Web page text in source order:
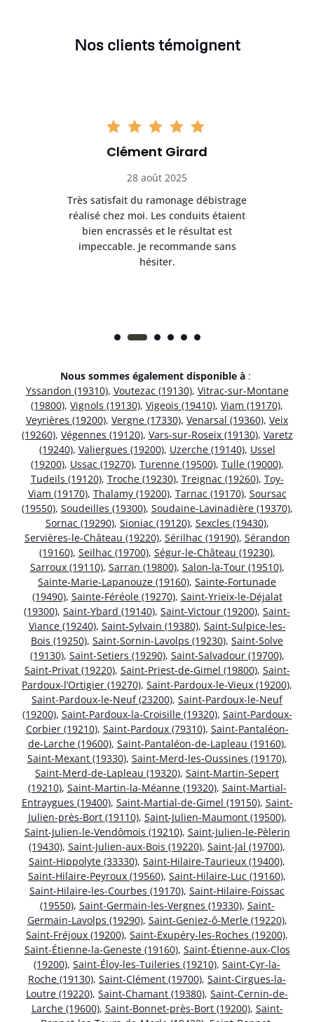
Nos clients témoignent
Clément Girard
28 août 2025
Très satisfait du ramonage débistrage
réalisé chez moi. Les conduits étaient
bien encrassés et le résultat est
impeccable. Je recommande sans
hésiter.
Nous sommes également disponible à :
Yssandon (19310), Voutezac (19130), Vitrac-sur-Montane
(19800), Vignols (19130), Vigeois (19410), Viam (19170),
Veyrières (19200), Vergne (17330), Venarsal (19360), Veix
(19260), Végennes (19120), Vars-sur-Roseix (19130), Varetz
(19240), Valiergues (19200), Uzerche (19140), Ussel
(19200), Ussac (19270), Turenne (19500), Tulle (19000),
Tudeils (19120), Troche (19230), Treignac (19260), Toy-
Viam (19170), Thalamy (19200), Tarnac (19170), Soursac
(19550), Soudeilles (19300), Soudaine-Lavinadière (19370),
Sornac (19290), Sioniac (19120), Sexcles (19430),
Servières-le-Château (19220), Sérilhac (19190), Sérandon
(19160), Seilhac (19700), Ségur-le-Château (19230),
Sarroux (19110), Sarran (19800), Salon-la-Tour (19510),
Sainte-Marie-Lapanouze (19160), Sainte-Fortunade
(19490), Sainte-Féréole (19270), Saint-Yrieix-le-Déjalat
(19300), Saint-Ybard (19140), Saint-Victour (19200), Saint-
Viance (19240), Saint-Sylvain (19380), Saint-Sulpice-les-
Bois (19250), Saint-Sornin-Lavolps (19230), Saint-Solve
(19130), Saint-Setiers (19290), Saint-Salvadour (19700),
Saint-Privat (19220), Saint-Priest-de-Gimel (19800), Saint-
Pardoux-l’Ortigier (19270), Saint-Pardoux-le-Vieux (19200),
Saint-Pardoux-le-Neuf (23200), Saint-Pardoux-le-Neuf
(19200), Saint-Pardoux-la-Croisille (19320), Saint-Pardoux-
Corbier (19210), Saint-Pardoux (79310), Saint-Pantaléon-
de-Larche (19600), Saint-Pantaléon-de-Lapleau (19160),
Saint-Mexant (19330), Saint-Merd-les-Oussines (19170),
Saint-Merd-de-Lapleau (19320), Saint-Martin-Sepert
(19210), Saint-Martin-la-Méanne (19320), Saint-Martial-
Entraygues (19400), Saint-Martial-de-Gimel (19150), Saint-
Julien-près-Bort (19110), Saint-Julien-Maumont (19500),
Saint-Julien-le-Vendômois (19210), Saint-Julien-le-Pèlerin
(19430), Saint-Julien-aux-Bois (19220), Saint-Jal (19700),
Saint-Hippolyte (33330), Saint-Hilaire-Taurieux (19400),
Saint-Hilaire-Peyroux (19560), Saint-Hilaire-Luc (19160),
Saint-Hilaire-les-Courbes (19170), Saint-Hilaire-Foissac
(19550), Saint-Germain-les-Vergnes (19330), Saint-
Germain-Lavolps (19290), Saint-Geniez-ô-Merle (19220),
Saint-Fréjoux (19200), Saint-Exupéry-les-Roches (19200),
Saint-Étienne-la-Geneste (19160), Saint-Étienne-aux-Clos
(19200), Saint-Éloy-les-Tuileries (19210), Saint-Cyr-la-
Roche (19130), Saint-Clément (19700), Saint-Cirgues-la-
Loutre (19220), Saint-Chamant (19380), Saint-Cernin-de-
Larche (19600), Saint-Bonnet-près-Bort (19200), Saint-